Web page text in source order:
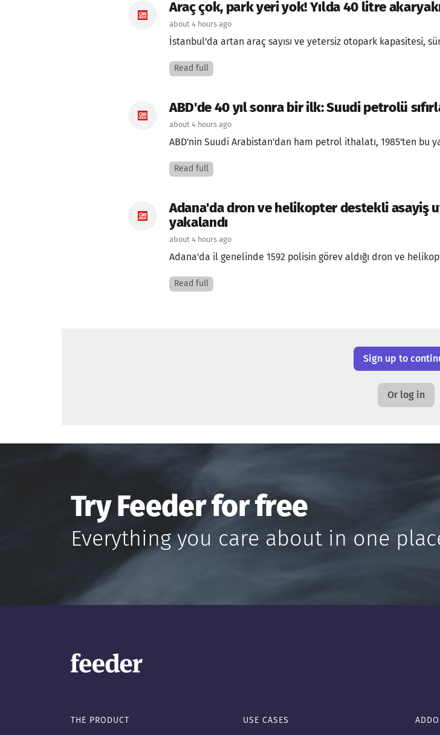
Araç çok, park yeri yok! Yılda 40 litre
about 4 hours ago
İstanbul'da artan araç sayısı ve yetersiz otopark kapasitesi,
Read full
ABD'de 40 yıl sonra bir ilk: Suudi petrolü
about 4 hours ago
ABD'nin Suudi Arabistan'dan ham petrol ithalatı, 1985'ten bu
Read full
Adana'da dron ve helikopter destekli asayiş
yakalandı
about 4 hours ago
Adana'da il genelinde 1592 polisin görev aldığı dron ve
Read full
Sign up to
Or log in
Try Feeder for free
Everything you care about in one
THE PRODUCT USE CASES